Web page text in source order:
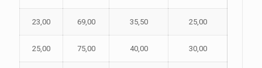
23,00 69,00 35,50 25,00
25,00 75,00 40,00 30,00